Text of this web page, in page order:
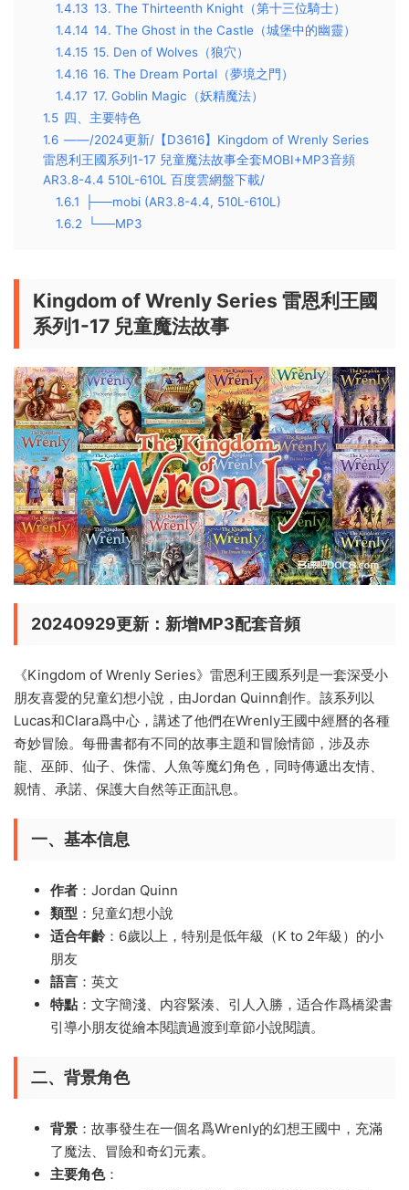
1.4.13 13. The Thirteenth Knight（第十三位騎士）
1.4.14 14. The Ghost in the Castle（城堡中的幽靈）
1.4.15 15. Den of Wolves（狼穴）
1.4.16 16. The Dream Portal（夢境之門）
1.4.17 17. Goblin Magic（妖精魔法）
1.5 四、主要特色
1.6 ——/2024更新/【D3616】Kingdom of Wrenly Series
雷恩利王國系列1-17 兒童魔法故事全套MOBI+MP3音頻
AR3.8-4.4 510L-610L 百度雲網盤下載/
1.6.1
├──mobi (AR3.8-4.4, 510L-610L)
1.6.2
└──MP3
Kingdom of Wrenly Series 雷恩利王國
系列1-17 兒童魔法故事
20240929更新：新增MP3配套音頻
《Kingdom of Wrenly Series》雷恩利王國系列是一套深受小
朋友喜愛的兒童幻想小說，由Jordan Quinn創作。該系列以
Lucas和Clara爲中心，講述了他們在Wrenly王國中經曆的各種
奇妙冒險。每冊書都有不同的故事主題和冒險情節，涉及赤
龍、巫師、仙子、侏儒、人魚等魔幻角色，同時傳遞出友情、
親情、承諾、保護大自然等正面訊息。
一、基本信息
作者 ：Jordan Quinn
類型 ：兒童幻想小說
适合年齡：6歲以上，特别是低年級（K to 2年級）的小
朋友
語言 ：英文
特點 ：文字簡淺、内容緊湊、引人入勝，适合作爲橋梁書
引導小朋友從繪本閱讀過渡到章節小說閱讀。
二、背景角色
背景 ：故事發生在一個名爲Wrenly的幻想王國中，充滿
了魔法、冒險和奇幻元素。
主要角色：